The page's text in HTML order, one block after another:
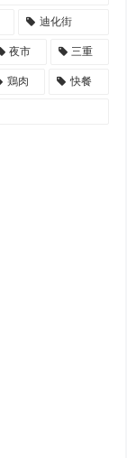
迪化街
夜市 三重
鶏肉 快餐